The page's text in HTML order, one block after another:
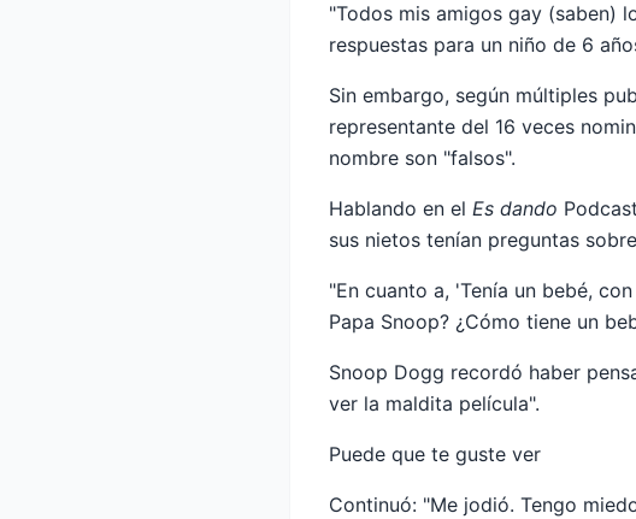
"Todos mis amigos gay (saben)
respuestas para un niño de 6
Sin embargo, según múltiples
representante del 16 veces
nombre son "falsos".
Hablando en el Es dando
sus nietos tenían preguntas
"En cuanto a, 'Tenía un bebé,
Papa Snoop? ¿Cómo tiene un
Snoop Dogg recordó haber
ver la maldita película".
Puede que te guste ver
Continuó: "Me jodió. Tengo